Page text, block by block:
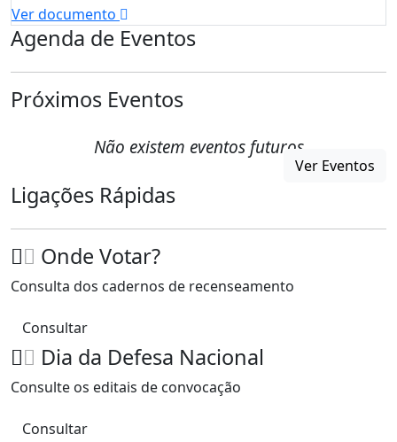
Ver documento
Agenda de Eventos
Próximos Eventos
Não existem eventos futuros
Ver Eventos
Ligações Rápidas
Onde Votar?
Consulta dos cadernos de recenseamento
Consultar
Dia da Defesa Nacional
Consulte os editais de convocação
Consultar